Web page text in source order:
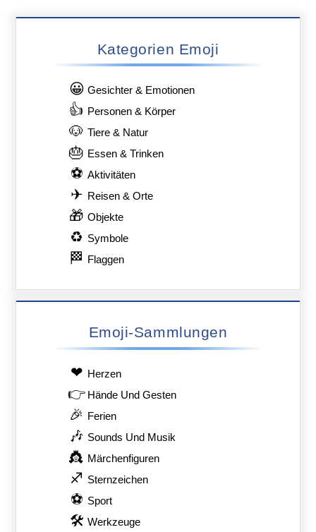
Kategorien Emoji
😀 Gesichter & Emotionen
👍 Personen & Körper
🐶 Tiere & Natur
🎂 Essen & Trinken
⚽ Aktivitäten
✈ Reisen & Orte
🎁 Objekte
♻ Symbole
🏁 Flaggen
Emoji-Sammlungen
❤ Herzen
👉 Hände Und Gesten
🎉 Ferien
🎶 Sounds Und Musik
👸 Märchenfiguren
♐ Sternzeichen
⚽ Sport
🛠 Werkzeuge